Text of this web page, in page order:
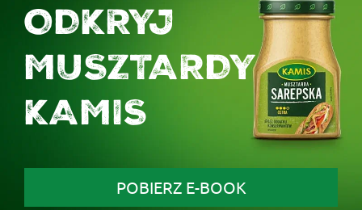
ODKRYJ
MUSZTARDY
KAMIS
POBIERZ E-BOOK